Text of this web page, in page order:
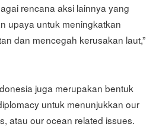
rencana aksi lainnya yang
upaya untuk meningkatkan
dan mencegah kerusakan laut,”
juga merupakan bentuk
untuk menunjukkan our
atau our ocean related issues.